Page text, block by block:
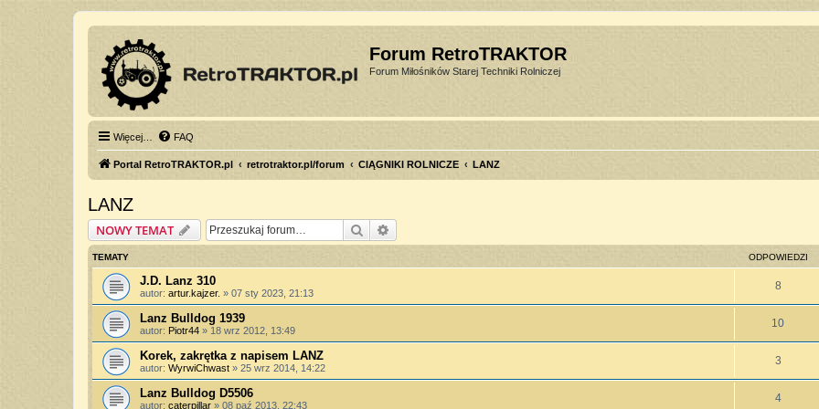
Forum RetroTRAKTOR
Forum Miłośników Starej Techniki Rolniczej
Więcej… FAQ
Portal RetroTRAKTOR.pl retrotraktor.pl/forum CIĄGNIKI ROLNICZE LANZ
LANZ
NOWY TEMAT Szukaj
TEMATY ODPOWIEDZI
J.D. Lanz 310
autor: artur.kajzer. » 07 sty 2023, 21:13
8
Lanz Bulldog 1939
autor: Piotr44 » 18 wrz 2012, 13:49
10
Korek, zakrętka z napisem LANZ
autor: WyrwiChwast » 25 wrz 2014, 14:22
3
Lanz Bulldog D5506
autor: caterpillar » 08 paź 2013, 22:43
4